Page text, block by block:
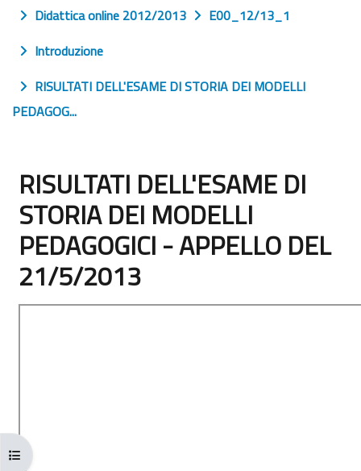
Apri indice del corso
Didattica online 2012/2013
E00_12/13_1
Introduzione
RISULTATI DELL'ESAME DI STORIA DEI MODELLI
PEDAGOG...
RISULTATI DELL'ESAME DI
STORIA DEI MODELLI
PEDAGOGICI - APPELLO DEL
21/5/2013
Aggregazione dei criteri